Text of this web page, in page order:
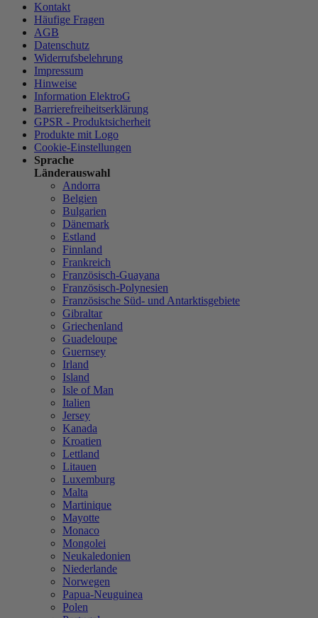
Kontakt
Häufige Fragen
AGB
Datenschutz
Widerrufsbelehrung
Impressum
Hinweise
Information ElektroG
Barrierefreiheitserklärung
GPSR - Produktsicherheit
Produkte mit Logo
Cookie-Einstellungen
Sprache
Länderauswahl
Andorra
Belgien
Bulgarien
Dänemark
Estland
Finnland
Frankreich
Französisch-Guayana
Französisch-Polynesien
Französische Süd- und Antarktisgebiete
Gibraltar
Griechenland
Guadeloupe
Guernsey
Irland
Island
Isle of Man
Italien
Jersey
Kanada
Kroatien
Lettland
Litauen
Luxemburg
Malta
Martinique
Mayotte
Monaco
Mongolei
Neukaledonien
Niederlande
Norwegen
Papua-Neuguinea
Polen